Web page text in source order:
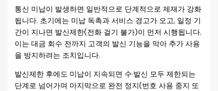
통신 미납이 발생하면 일반적으로 단계적으로 제재가 강화
됩니다. 초기에는 미납 독촉과 서비스 경고가 오고, 일정 기
간이 지나면 발신제한(전화 걸기 불가)이 먼저 시행됩니다.
이는 대금 회수 전까지 고객의 발신 기능을 막아 추가 사용
을 방지하려는 조치입니다.
발신제한 후에도 미납이 지속되면 수·발신 모두 제한되는
단계로 넘어가며 마지막으로 완전 정지(번호 사용 중지 또